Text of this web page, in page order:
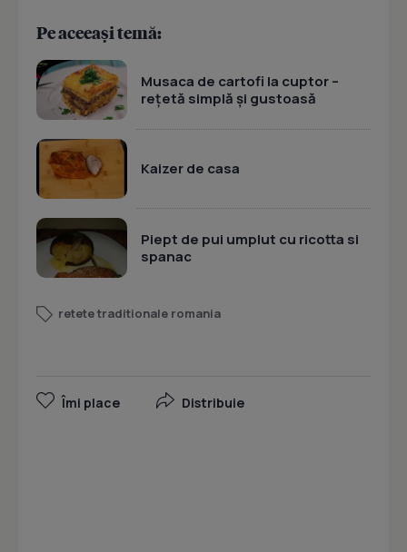
Pe aceeași temă:
Musaca de cartofi la cuptor –
rețetă simplă și gustoasă
Kaizer de casa
Piept de pui umplut cu ricotta si
spanac
retete traditionale romania
Îmi place Distribuie